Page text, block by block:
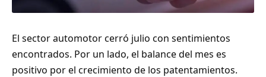
El sector automotor cerró julio con sentimientos
encontrados. Por un lado, el balance del mes es
positivo por el crecimiento de los patentamientos.